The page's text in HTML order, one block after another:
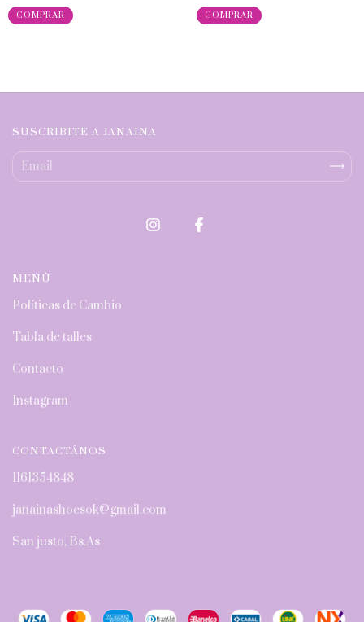
COMPRAR COMPRAR
SUSCRIBITE A JANAINA
MENÚ
Políticas de Cambio
Tabla de talles
Contacto
Instagram
CONTACTÁNOS
1161354848
janainashoesok@gmail.com
San justo, Bs.As